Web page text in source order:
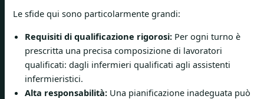
Le sfide qui sono particolarmente grandi:
Requisiti di qualificazione rigorosi: Per ogni turno è
prescritta una precisa composizione di lavoratori
qualificati: dagli infermieri qualificati agli assistenti
infermieristici.
Alta responsabilità: Una pianificazione inadeguata può